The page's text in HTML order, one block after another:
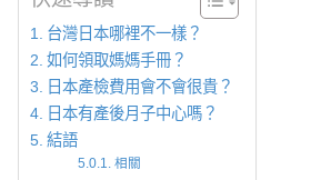
台灣日本哪裡不一樣？
如何領取媽媽手冊？
日本產檢費用會不會很貴？
日本有產後月子中心嗎？
結語
相關